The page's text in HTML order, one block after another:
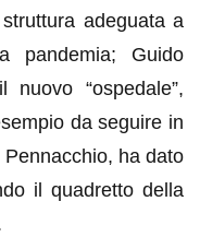
adeguata a
pandemia; Guido
“ospedale”,
da seguire in
ha dato
il quadretto della